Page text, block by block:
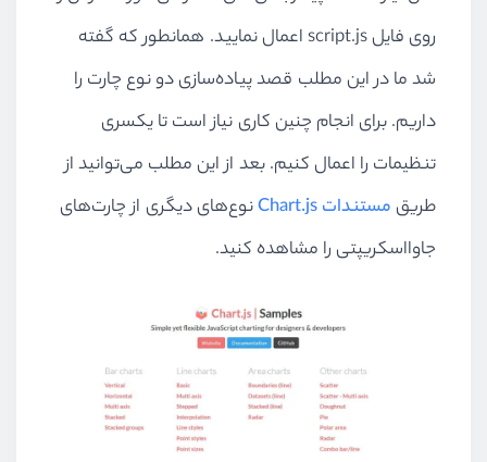
روی فایل script.js اعمال نمایید. همانطور که گفته
شد ما در این مطلب قصد پیاده‌سازی دو نوع چارت را
داریم. برای انجام چنین کاری نیاز است تا یکسری
تنظیمات را اعمال کنیم. بعد از این مطلب می‌توانید از
طریق مستندات Chart.js
نوع‌های دیگری از چارت‌های
جاوااسکریپتی را مشاهده کنید.